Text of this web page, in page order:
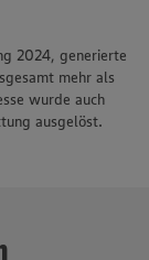
2024, generierte
mehr als
wurde auch
ausgelöst.